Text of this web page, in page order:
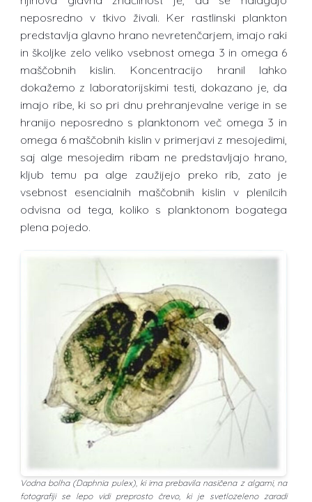
neposredno v tkivo živali. Ker rastlinski plankton
predstavlja glavno hrano nevretenčarjem, imajo raki
in školjke zelo veliko vsebnost omega 3 in omega 6
maščobnih kislin. Koncentracijo hranil lahko
dokažemo z laboratorijskimi testi, dokazano je, da
imajo ribe, ki so pri dnu prehranjevalne verige in se
hranijo neposredno s planktonom več omega 3 in
omega 6 maščobnih kislin v primerjavi z mesojedimi,
saj alge mesojedim ribam ne predstavljajo hrano,
kljub temu pa alge zaužijejo preko rib, zato je
vsebnost esencialnih maščobnih kislin v plenilcih
odvisna od tega, koliko s planktonom bogatega
plena pojedo.
Vodna bolha (Daphnia pulex), ki ima prebavila nasičena z algami, na
fotografiji se lepo vidi preprosto črevo, ki je svetlozeleno zaradi